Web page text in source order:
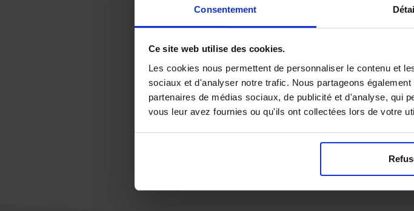
Consentement
Ce site web utilise des cookies.
Les cookies nous permettent de personnaliser le contenu et
sociaux et d'analyser notre trafic. Nous partageons
partenaires de médias sociaux, de publicité et d'analyse, qui
vous leur avez fournies ou qu'ils ont collectées lors de votre